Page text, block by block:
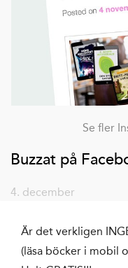
Se fler
Buzzat på
4. december
Är det verkligen
(läsa böcker i mobil